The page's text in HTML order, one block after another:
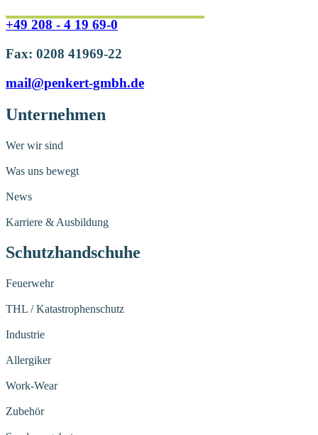
+49 208 - 4 19 69-0
Fax: 0208 41969-22
mail@penkert-gmbh.de
Unternehmen
Wer wir sind
Was uns bewegt
News
Karriere & Ausbildung
Schutzhandschuhe
Feuerwehr
THL / Katastrophenschutz
Industrie
Allergiker
Work-Wear
Zubehör